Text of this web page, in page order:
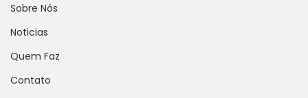
Sobre Nós
Noticias
Quem Faz
Contato